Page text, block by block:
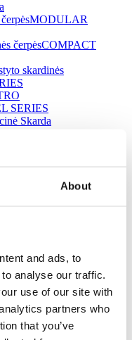
About
and ads, to
analyse our traffic.
use of our site with
partners who
that you’ve
MODULAR
čerpėsCOMPACT
skardinės
SERIES
Skarda